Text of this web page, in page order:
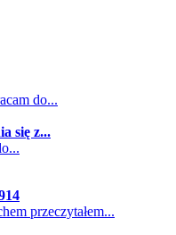
do...
się z...
przeczytałem...